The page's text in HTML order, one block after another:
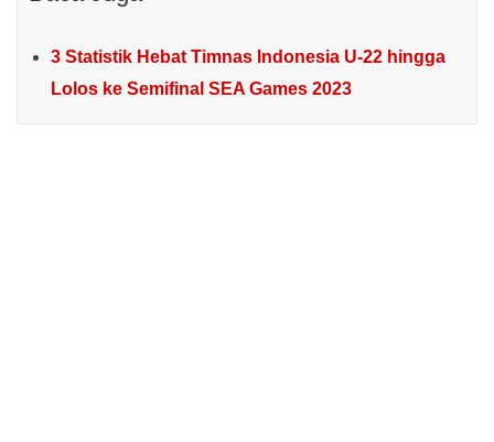
3 Statistik Hebat Timnas Indonesia U-22 hingga
Lolos ke Semifinal SEA Games 2023